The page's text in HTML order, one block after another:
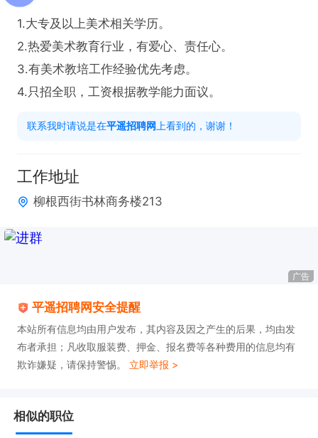
1.大专及以上美术相关学历。
2.热爱美术教育行业，有爱心、责任心。
3.有美术教培工作经验优先考虑。
4.只招全职，工资根据教学能力面议。
联系我时请说是在平遥招聘网 上看到的，谢谢！
工作地址
柳根西街书林商务楼213
广告
平遥招聘网安全提醒
本站所有信息均由用户发布，其内容及因之产生的后果，均由发
布者承担；凡收取服装费、押金、报名费等各种费用的信息均有
欺诈嫌疑，请保持警惕。 立即举报 >
相似的职位